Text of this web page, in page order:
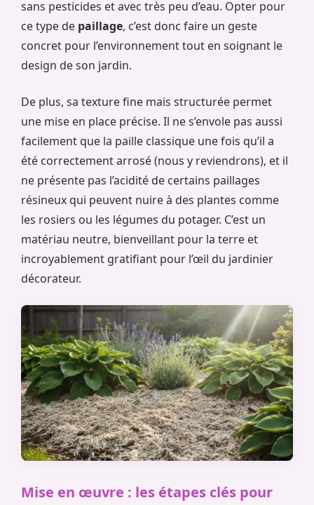
sans pesticides et avec très peu d’eau. Opter pour
ce type de paillage, c’est donc faire un geste
concret pour l’environnement tout en soignant le
design de son jardin.
De plus, sa texture fine mais structurée permet
une mise en place précise. Il ne s’envole pas aussi
facilement que la paille classique une fois qu’il a
été correctement arrosé (nous y reviendrons), et il
ne présente pas l’acidité de certains paillages
résineux qui peuvent nuire à des plantes comme
les rosiers ou les légumes du potager. C’est un
matériau neutre, bienveillant pour la terre et
incroyablement gratifiant pour l’œil du jardinier
décorateur.
Mise en œuvre : les étapes clés pour